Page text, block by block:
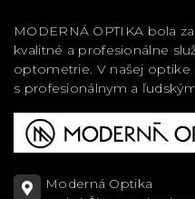
MODERNÁ OPTIKA bola
kvalitné a profesionálne
optometrie. V našej optike
s profesionálnym a
Moderná Optika